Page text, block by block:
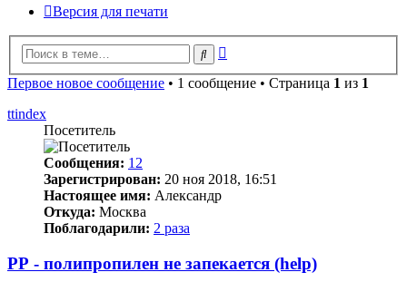
Версия для печати
Поиск
Первое новое сообщение • 1 сообщение • Страница 1 из 1
ttindex
Посетитель
Сообщения: 12
Зарегистрирован: 20 ноя 2018, 16:51
Настоящее имя: Александр
Откуда: Москва
Поблагодарили: 2 раза
РР - полипропилен не запекается (help)